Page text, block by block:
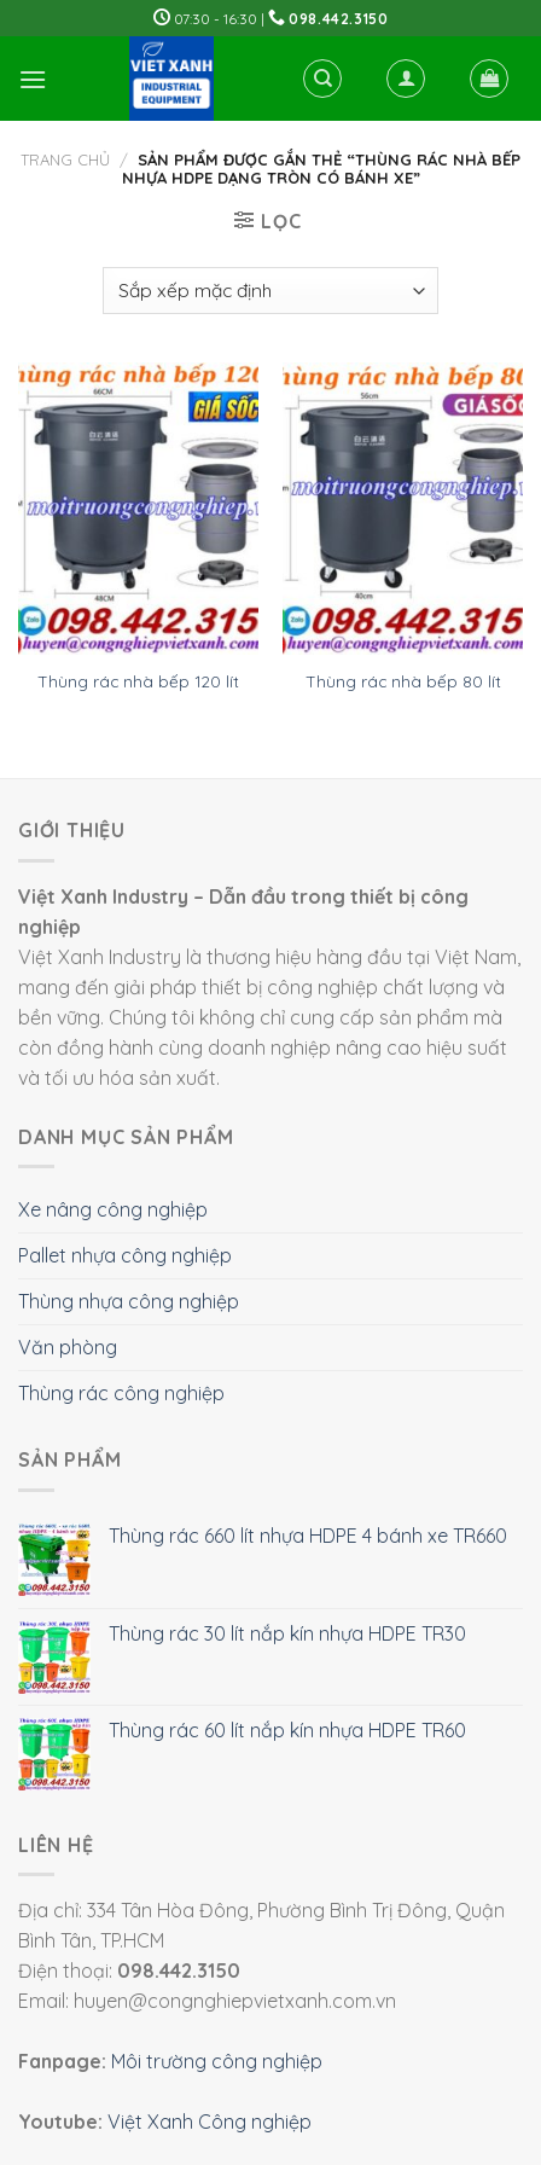
to
content
07:30 - 16:30 | 098.442.3150
TRANG CHỦ / SẢN PHẨM ĐƯỢC GẮN THẺ “THÙNG RÁC NHÀ BẾP
NHỰA HDPE DẠNG TRÒN CÓ BÁNH XE”
LỌC
Thùng rác nhà bếp 120 lít Thùng rác nhà bếp 80 lít
GIỚI THIỆU
Việt Xanh Industry – Dẫn đầu trong thiết bị công
nghiệp
Việt Xanh Industry là thương hiệu hàng đầu tại Việt Nam,
mang đến giải pháp thiết bị công nghiệp chất lượng và
bền vững. Chúng tôi không chỉ cung cấp sản phẩm mà
còn đồng hành cùng doanh nghiệp nâng cao hiệu suất
và tối ưu hóa sản xuất.
DANH MỤC SẢN PHẨM
Xe nâng công nghiệp
Pallet nhựa công nghiệp
Thùng nhựa công nghiệp
Văn phòng
Thùng rác công nghiệp
SẢN PHẨM
Thùng rác 660 lít nhựa HDPE 4 bánh xe TR660
Thùng rác 30 lít nắp kín nhựa HDPE TR30
Thùng rác 60 lít nắp kín nhựa HDPE TR60
LIÊN HỆ
Địa chỉ: 334 Tân Hòa Đông, Phường Bình Trị Đông, Quận
Bình Tân, TP.HCM
Điện thoại: 098.442.3150
Email: huyen@congnghiepvietxanh.com.vn
Fanpage: Môi trường công nghiệp
Youtube: Việt Xanh Công nghiệp